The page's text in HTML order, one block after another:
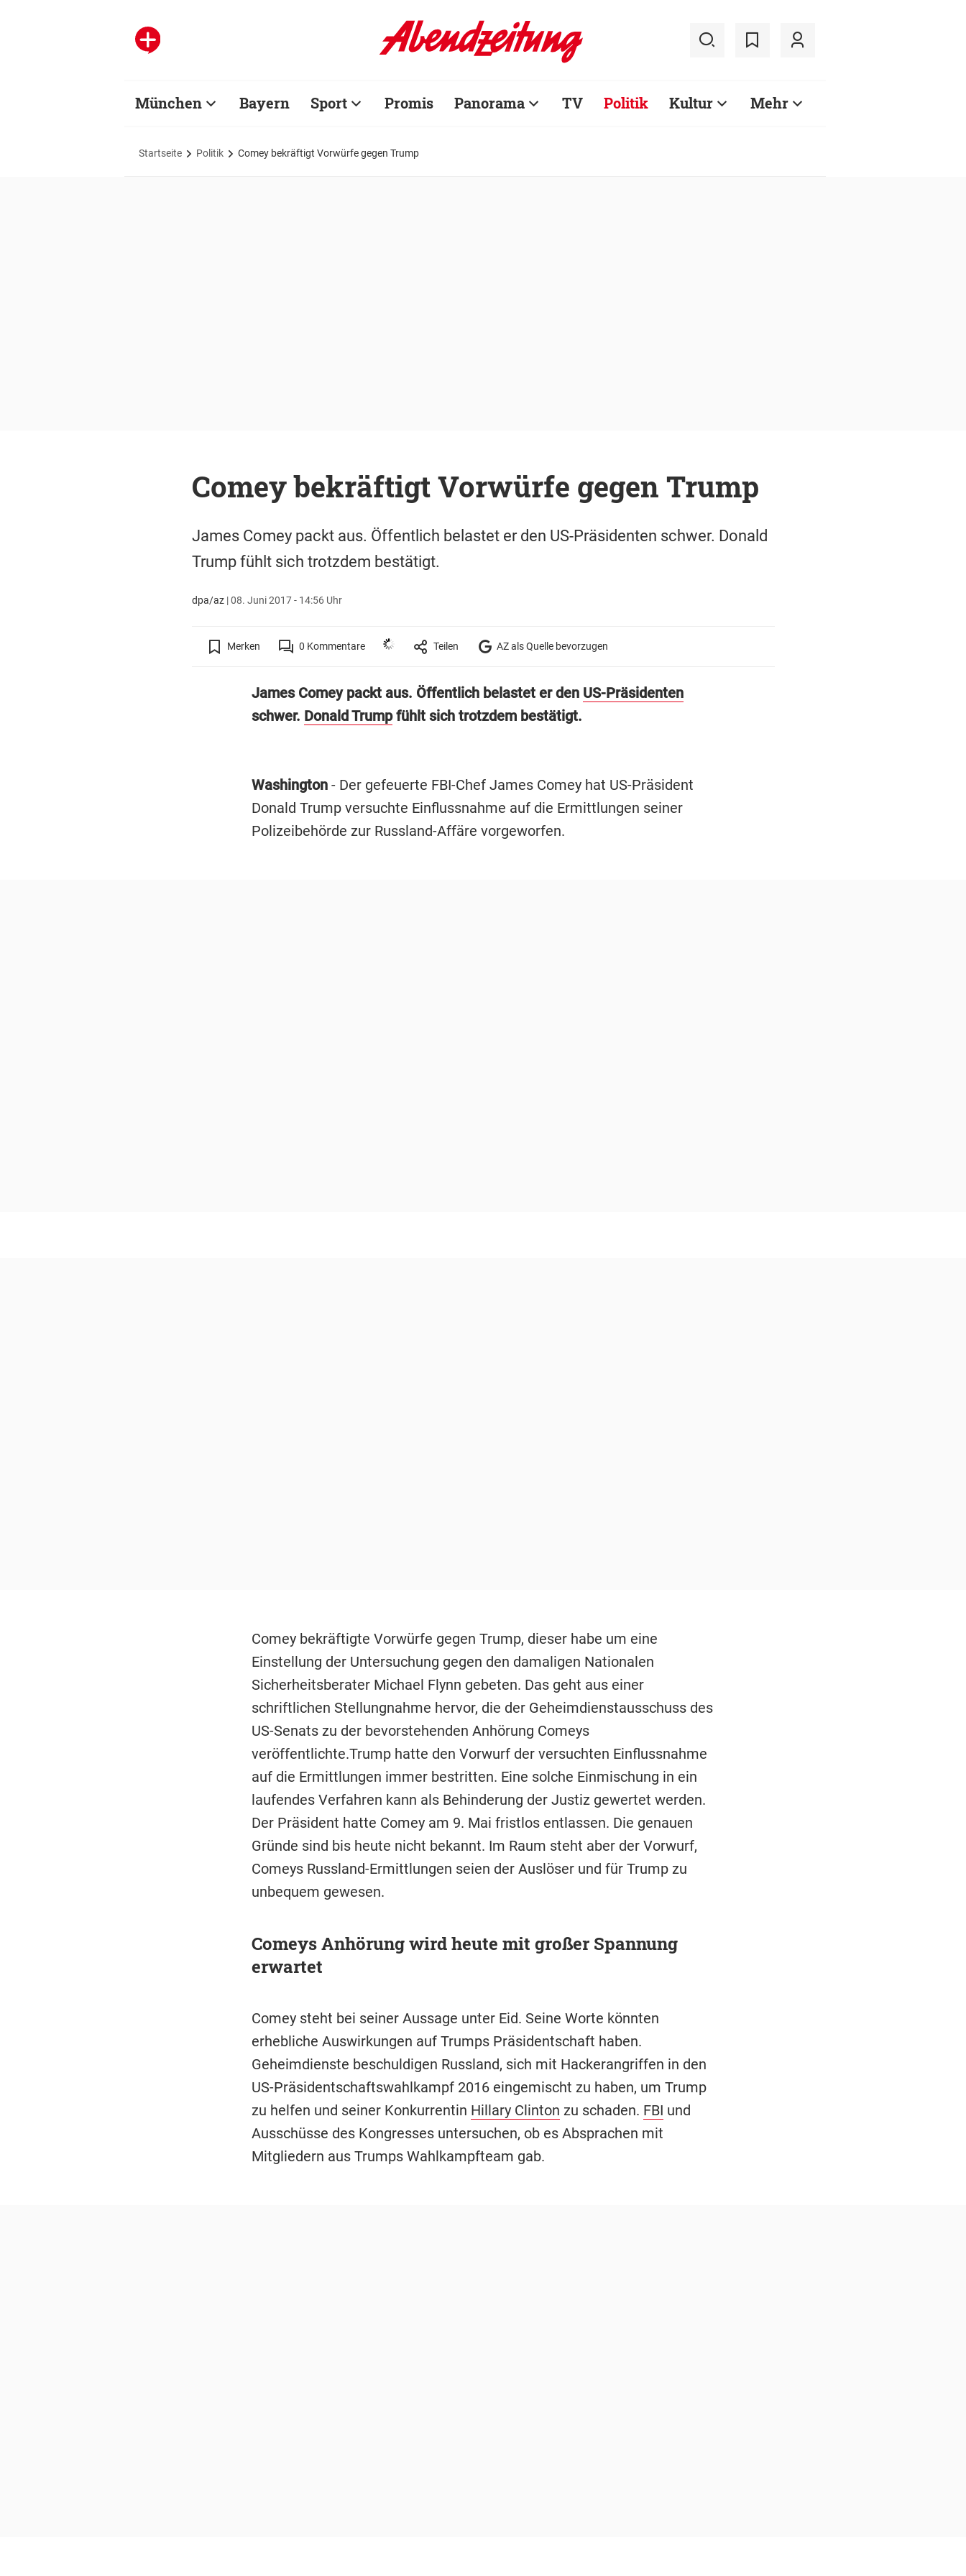
München Bayern Sport Promis Panorama TV Politik Kultur Mehr
Startseite Politik Comey bekräftigt Vorwürfe gegen Trump
Comey bekräftigt Vorwürfe gegen Trump
James Comey packt aus. Öffentlich belastet er den US-Präsidenten schwer. Donald
Trump fühlt sich trotzdem bestätigt.
dpa/az|08. Juni 2017 - 14:56 Uhr
Merken 0 Kommentare Teilen AZ als Quelle bevorzugen
James Comey packt aus. Öffentlich belastet er den US-Präsidenten
schwer. Donald Trumpfühlt sich trotzdem bestätigt.
Washington- Der gefeuerte FBI-Chef James Comey hat US-Präsident
Donald Trump versuchte Einflussnahme auf die Ermittlungen seiner
Polizeibehörde zur Russland-Affäre vorgeworfen.
Comey bekräftigte Vorwürfe gegen Trump, dieser habe um eine
Einstellung der Untersuchung gegen den damaligen Nationalen
Sicherheitsberater Michael Flynn gebeten. Das geht aus einer
schriftlichen Stellungnahme hervor, die der Geheimdienstausschuss des
US-Senats zu der bevorstehenden Anhörung Comeys
veröffentlichte.Trump hatte den Vorwurf der versuchten Einflussnahme
auf die Ermittlungen immer bestritten. Eine solche Einmischung in ein
laufendes Verfahren kann als Behinderung der Justiz gewertet werden.
Der Präsident hatte Comey am 9. Mai fristlos entlassen. Die genauen
Gründe sind bis heute nicht bekannt. Im Raum steht aber der Vorwurf,
Comeys Russland-Ermittlungen seien der Auslöser und für Trump zu
unbequem gewesen.
Comeys Anhörung wird heute mit großer Spannung
erwartet
Comey steht bei seiner Aussage unter Eid. Seine Worte könnten
erhebliche Auswirkungen auf Trumps Präsidentschaft haben.
Geheimdienste beschuldigen Russland, sich mit Hackerangriffen in den
US-Präsidentschaftswahlkampf 2016 eingemischt zu haben, um Trump
zu helfen und seiner Konkurrentin Hillary Clinton zu schaden. FBI und
Ausschüsse des Kongresses untersuchen, ob es Absprachen mit
Mitgliedern aus Trumps Wahlkampfteam gab.